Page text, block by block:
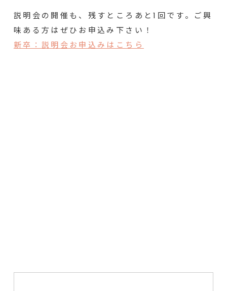
説明会の開催も、残すところあと1回です。ご興
味ある方はぜひお申込み下さい！
新卒：説明会お申込みはこちら